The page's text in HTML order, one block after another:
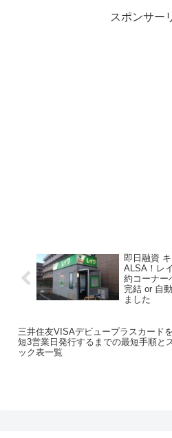
スポンサー
即日融資
ALSA！レ
約コーナー
完結 or 自
ました
三井住友VISAデビュープラスカード
短3営業日発行するまでの最短手順と
ック表一覧